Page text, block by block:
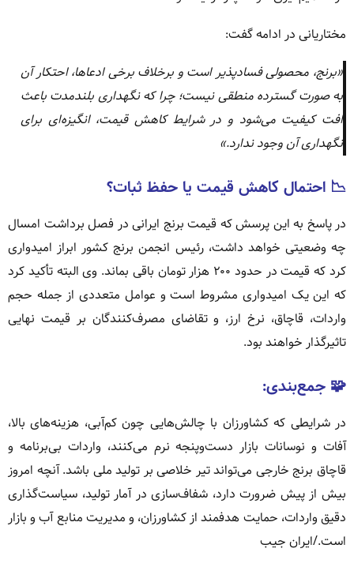
مختاریانی در ادامه گفت:
«برنج، محصولی فسادپذیر است و برخلاف برخی ادعاها، احتکار آن
به صورت گسترده منطقی نیست؛ چرا که نگهداری بلندمدت باعث
افت کیفیت می‌شود و در شرایط کاهش قیمت، انگیزه‌ای برای
نگهداری آن وجود ندارد.»
📉 احتمال کاهش قیمت یا حفظ ثبات؟
در پاسخ به این پرسش که قیمت برنج ایرانی در فصل برداشت امسال
چه وضعیتی خواهد داشت، رئیس انجمن برنج کشور ابراز امیدواری
کرد که قیمت در حدود ۲۰۰ هزار تومان باقی بماند. وی البته تأکید کرد
که این یک امیدواری مشروط است و عوامل متعددی از جمله حجم
واردات، قاچاق، نرخ ارز، و تقاضای مصرف‌کنندگان بر قیمت نهایی
تاثیرگذار خواهند بود.
🧩 جمع‌بندی:
در شرایطی که کشاورزان با چالش‌هایی چون کم‌آبی، هزینه‌های بالا،
آفات و نوسانات بازار دست‌وپنجه نرم می‌کنند، واردات بی‌برنامه و
قاچاق برنج خارجی می‌تواند تیر خلاصی بر تولید ملی باشد. آنچه امروز
بیش از پیش ضرورت دارد، شفاف‌سازی در آمار تولید، سیاست‌گذاری
دقیق واردات، حمایت هدفمند از کشاورزان، و مدیریت منابع آب و بازار
است./ایران جیب